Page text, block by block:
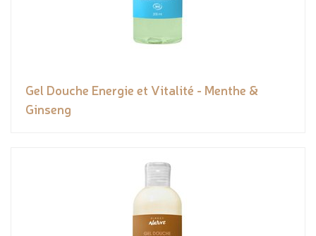
Gel Douche Energie et Vitalité - Menthe &
Ginseng